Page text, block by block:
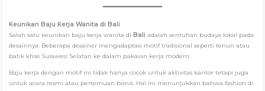
Keunikan Baju Kerja Wanita di Bali
Salah satu keunikan baju kerja wanita di Bali adalah sentuhan budaya lokal pada
desainnya. Beberapa desainer mengadaptasi motif tradisional seperti tenun atau
batik khas Sulawesi Selatan ke dalam pakaian kerja modern.
Baju kerja dengan motif ini tidak hanya cocok untuk aktivitas kantor tetapi juga
untuk acara resmi atau pertemuan bisnis. Hal ini menunjukkan bahwa fashion di